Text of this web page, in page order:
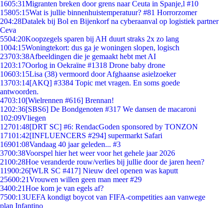
1605:31Migranten breken door grens naar Ceuta in Spanje,l #10
15805:15Wat is jullie binnenhuistemperatuur? #81 Horrorzomer
204:28Datalek bij Bol en Bijenkorf na cyberaanval op logistiek partner
Ceva
5504:20Koopzegels sparen bij AH duurt straks 2x zo lang
1004:15Woningtekort: dus ga je woningen slopen, logisch
23703:38Afbeeldingen die je gemaakt hebt met AI
1203:17Oorlog in Oekraïne #1318 Drone baby drone
10603:15Lisa (38) vermoord door Afghaanse asielzoeker
13703:14[AKQ] #3384 Topic met vragen. En soms goede
antwoorden.
4703:10[Wielrennen #616] Brennan!
1202:36[SBS6] De Bondgenoten #317 We dansen de macaroni
102:09Vliegen
12701:48[DRT SC] #6: RendacGoden sponsored by TONZON
17101:42[INFLUENCERS #294] supermarkt Safari
16901:08Vandaag 40 jaar geleden... #3
3700:38Voorspel hier het weer voor het gehele jaar 2026
2100:28Hoe veranderde rouw/verlies bij jullie door de jaren heen?
11900:26[WLR SC #417] Nieuw deel openen was kaputt
25600:21Vrouwen willen geen man meer #29
3400:21Hoe kom je van egels af?
7500:13UEFA kondigt boycot van FIFA-competities aan vanwege
plan Infantino